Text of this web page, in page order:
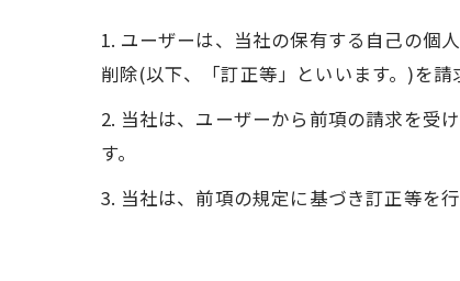
1. ユーザーは、当社の保有する自己の個
削除(以下、「訂正等」といいます。)を請
2. 当社は、ユーザーから前項の請求を受
す。
3. 当社は、前項の規定に基づき訂正等を